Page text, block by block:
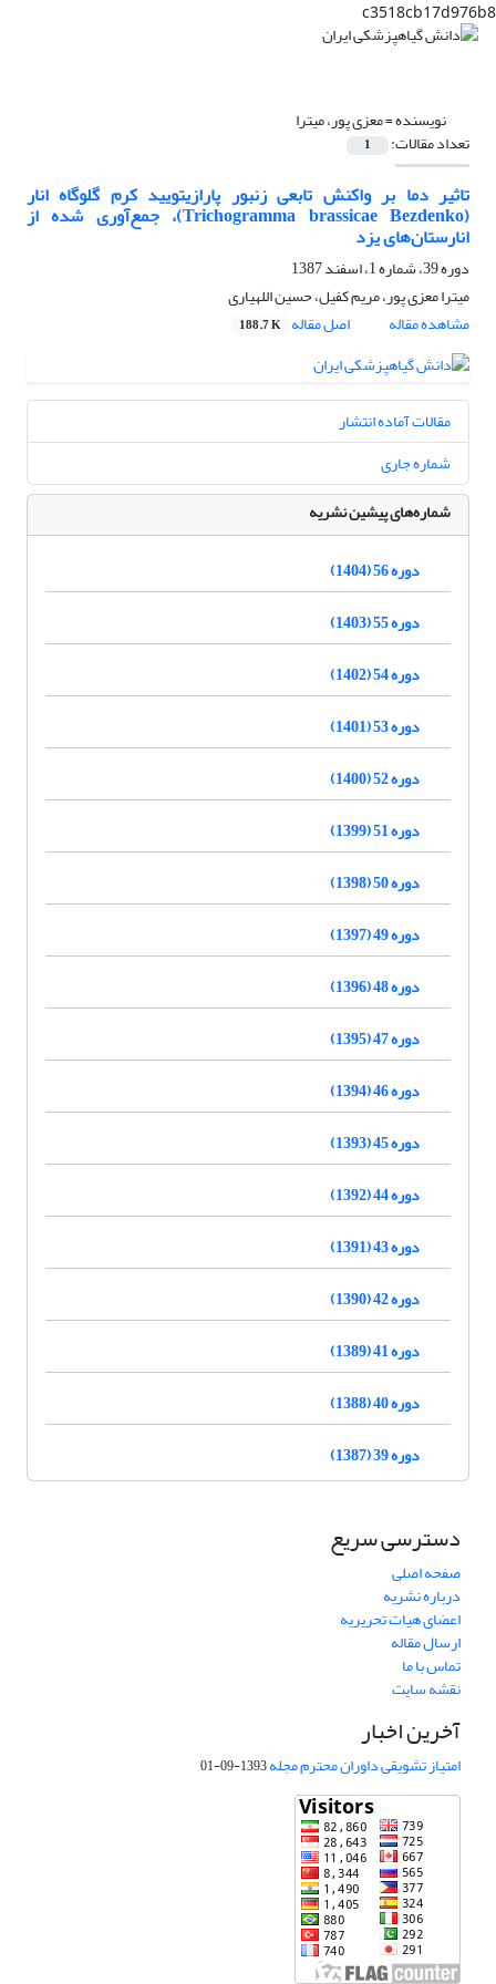
c3518cb17d976b8
نویسنده =معزی پور، میترا
تعداد مقالات: 1
تاثیر دما بر واکنش تابعی زنبور پارازیتویید کرم گلوگاه انار
(Trichogramma brassicae Bezdenko)، جمع‌آوری شده از
انارستان‌های یزد
دوره 39، شماره 1، اسفند 1387
میترا معزی پور، مریم کفیل، حسین اللهیاری
مشاهده مقاله
اصل مقاله 188.7 K
مقالات آماده انتشار
شماره جاری
شماره‌های پیشین نشریه
دوره 56 (1404)
دوره 55 (1403)
دوره 54 (1402)
دوره 53 (1401)
دوره 52 (1400)
دوره 51 (1399)
دوره 50 (1398)
دوره 49 (1397)
دوره 48 (1396)
دوره 47 (1395)
دوره 46 (1394)
دوره 45 (1393)
دوره 44 (1392)
دوره 43 (1391)
دوره 42 (1390)
دوره 41 (1389)
دوره 40 (1388)
دوره 39 (1387)
دسترسی سریع
صفحه اصلی
درباره نشریه
اعضای هیات تحریریه
ارسال مقاله
تماس با ما
نقشه سایت
آخرین اخبار
امتیاز تشویقی داوران محترم مجله1393-09-01